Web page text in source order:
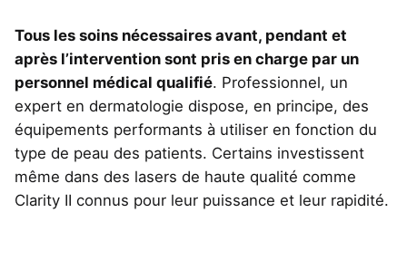
Tous les soins nécessaires avant, pendant et
après l’intervention sont pris en charge par un
personnel médical qualifié. Professionnel, un
expert en dermatologie dispose, en principe, des
équipements performants à utiliser en fonction du
type de peau des patients. Certains investissent
même dans des lasers de haute qualité comme
Clarity II connus pour leur puissance et leur rapidité.